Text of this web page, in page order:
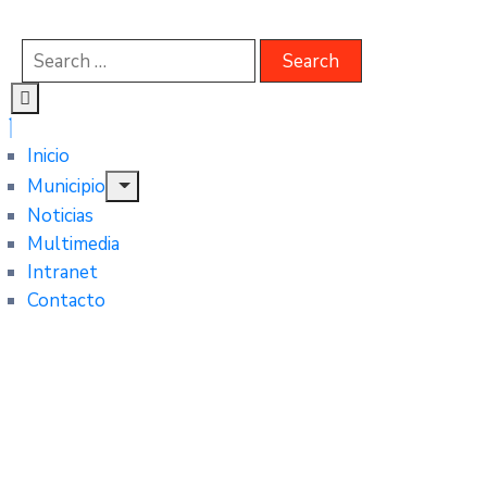
Inicio
Municipio
Noticias
Multimedia
Intranet
Contacto